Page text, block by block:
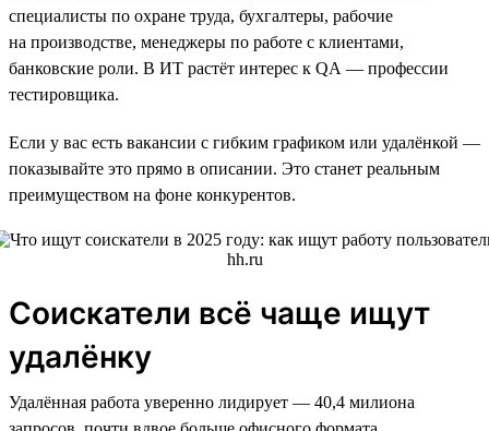
специалисты по охране труда, бухгалтеры, рабочие
на производстве, менеджеры по работе с клиентами,
банковские роли. В ИТ растёт интерес к QA — профессии
тестировщика.
Если у вас есть вакансии с гибким графиком или удалёнкой —
показывайте это прямо в описании. Это станет реальным
преимуществом на фоне конкурентов.
Соискатели всё чаще ищут
удалёнку
Удалённая работа уверенно лидирует — 40,4 милиона